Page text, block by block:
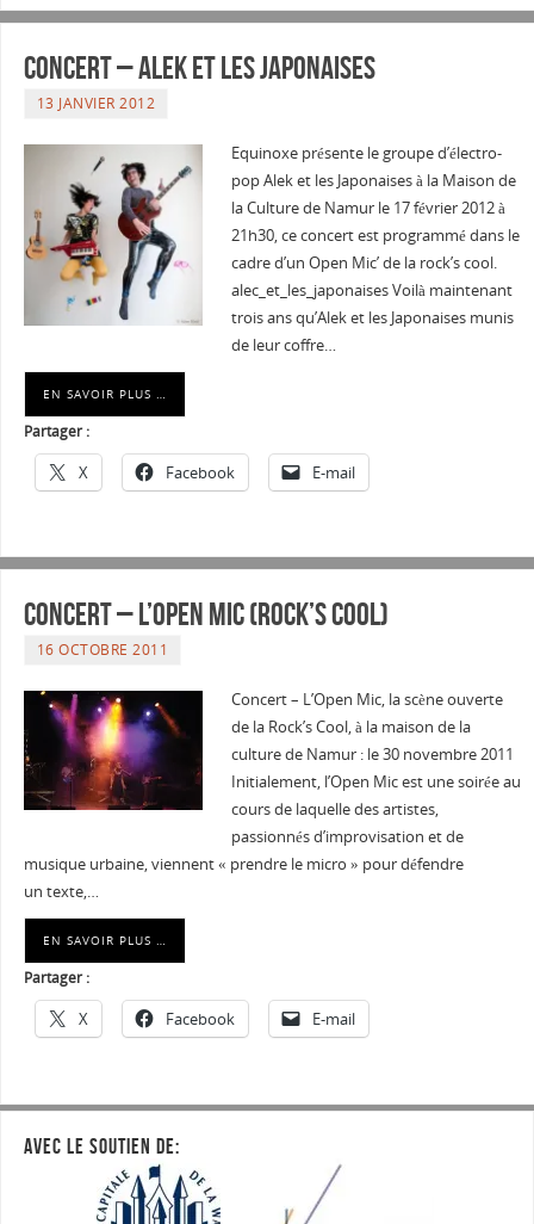
Concert – Alek et les Japonaises
13 JANVIER 2012
Equinoxe présente le groupe d’électro-
pop Alek et les Japonaises à la Maison de
la Culture de Namur le 17 février 2012 à
21h30, ce concert est programmé dans le
cadre d’un Open Mic’ de la rock’s cool.
alec_et_les_japonaises Voilà maintenant
trois ans qu’Alek et les Japonaises munis
de leur coffre…
EN SAVOIR PLUS …
Partager :
X Facebook E-mail
Concert – L’Open Mic (Rock’s Cool)
16 OCTOBRE 2011
Concert – L’Open Mic, la scène ouverte
de la Rock’s Cool, à la maison de la
culture de Namur : le 30 novembre 2011
Initialement, l’Open Mic est une soirée au
cours de laquelle des artistes,
passionnés d’improvisation et de
musique urbaine, viennent « prendre le micro » pour défendre
un texte,…
EN SAVOIR PLUS …
Partager :
X Facebook E-mail
AVEC LE SOUTIEN DE: